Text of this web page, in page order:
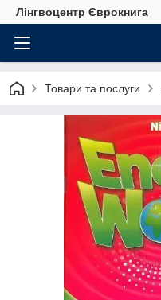
Лінгвоцентр Єврокнига
Товари та послуги